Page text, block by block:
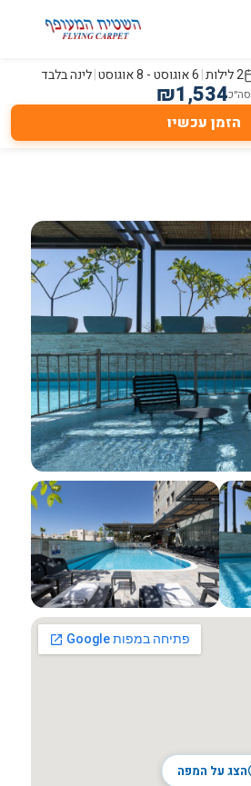
2לילות|6 אוגוסט - 8 אוגוסט |לינה בלבד
סה״כ ₪1,534
הזמן עכשיו
כל התמונות
הצג על המפה